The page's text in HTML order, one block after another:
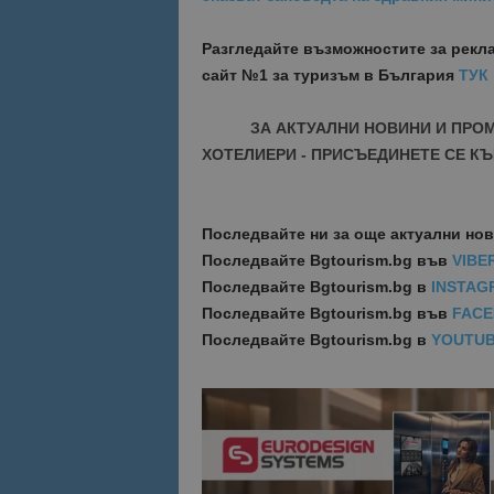
Разгледайте възможностите за
сайт №1 за туризъм в България ТУК
ЗА АКТУАЛНИ НОВИНИ И
ХОТЕЛИЕРИ - ПРИСЪЕДИНЕТЕ СЕ
Последвайте ни за още актуални
Последвайте Bgtourism.bg във
Последвайте Bgtourism.bg в
Последвайте Bgtourism.bg във
Последвайте Bgtourism.bg в
Име
_ga_B09EBBY8PY
_ga_WXPDN4HSCV
_ga_FK650GXHRZ
Име
sc_is_visitor_unique